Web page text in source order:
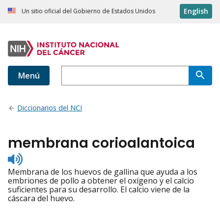
Un sitio oficial del Gobierno de Estados Unidos English
Menú
Diccionarios del NCI
membrana corioalantoica
Listen
to
pronunciation
Membrana de los huevos de gallina que ayuda a los
embriones de pollo a obtener el oxígeno y el calcio
suficientes para su desarrollo. El calcio viene de la
cáscara del huevo.